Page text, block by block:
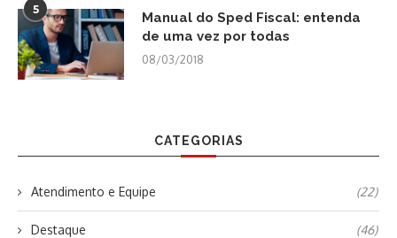
5
Manual do Sped Fiscal: entenda
de uma vez por todas
08/03/2018
CATEGORIAS
Atendimento e Equipe (22)
Destaque (46)